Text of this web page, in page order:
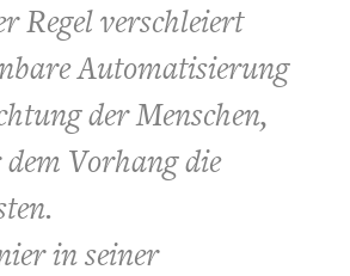
Regel verschleiert
Automatisierung
der Menschen,
Vorhang die
in seiner